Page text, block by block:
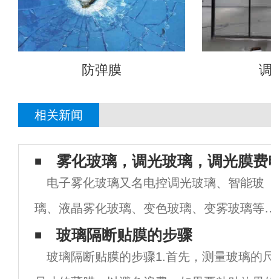
防弹膜
相关新闻
雾化玻璃，调光玻璃，调光膜
电子雾化玻璃又名电控调光玻璃、智能玻
璃、液晶雾化玻璃、变色玻璃、变雾玻璃等
是一款基于PDLC 液晶技术的高科技夹层玻
产品，通电透明，断电呈磨砂效果之灰白不
玻璃隔断贴膜的步骤
玻璃隔断贴膜的步骤1.首先，测量玻璃的